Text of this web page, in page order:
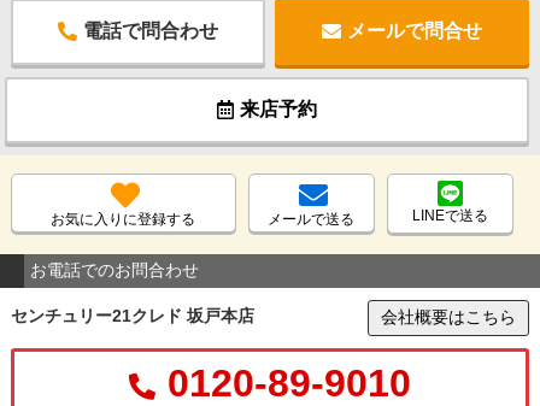
電話で問合わせ メールで問合せ
来店予約
お気に入りに登録する メールで送る LINEで送る
お電話でのお問合わせ
センチュリー21クレド 坂戸本店 会社概要はこちら
0120-89-9010